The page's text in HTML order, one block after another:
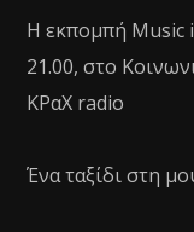
Η εκπομπή Music
21.00, στο
ΚΡαΧ radio
Ένα ταξίδι στη